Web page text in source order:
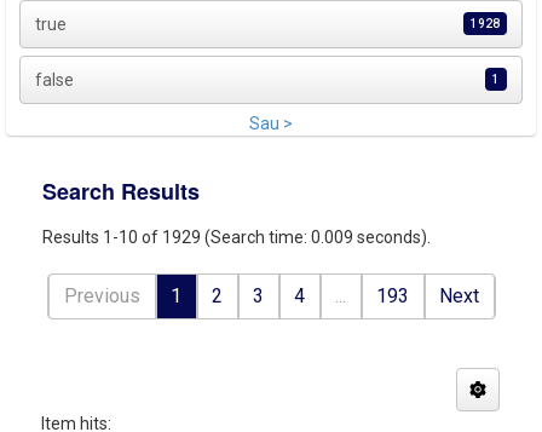
true 1928
false 1
Sau >
Search Results
Results 1-10 of 1929 (Search time: 0.009 seconds).
Previous 1 2 3 4 ... 193 Next
Item hits: